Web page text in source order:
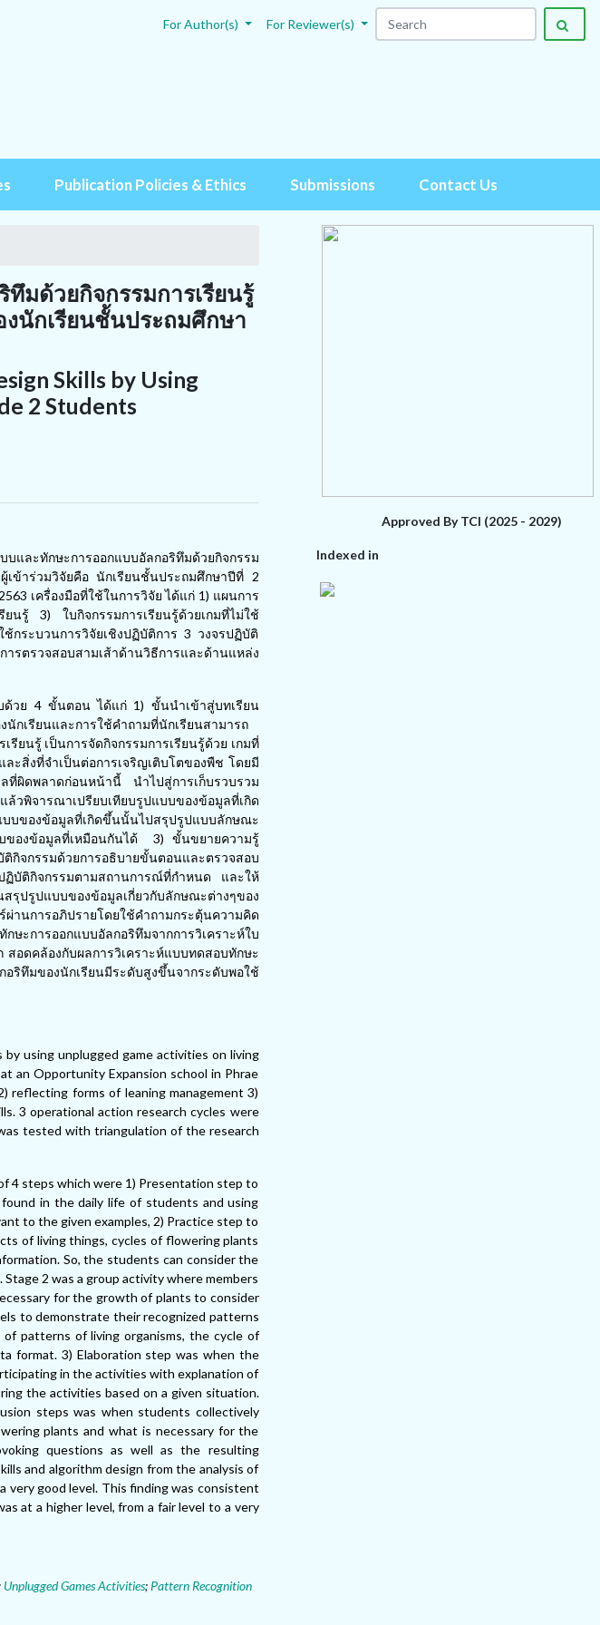
For Author(s) For Reviewer(s)
Publication Policies & Ethics Submissions Contact Us
มด้วยกิจกรรมการเรียนรู้
งนักเรียนชั้นประถมศึกษา
Skills by Using
2 Students
และทักษะการออกแบบอัลกอริทึมด้วยกิจกรรม
เข้าร่วมวิจัยคือ นักเรียนชั้นประถมศึกษาปีที่ 2
เครื่องมือที่ใช้ในการวิจัย ได้แก่ 1) แผนการ
นรู้ 3) ใบกิจกรรมการเรียนรู้ด้วยเกมที่ไม่ใช้
กระบวนการวิจัยเชิงปฏิบัติการ 3 วงจรปฏิบัติ
รตรวจสอบสามเส้าด้านวิธีการและด้านแหล่ง
บด้วย 4 ขั้นตอน ได้แก่ 1) ขั้นนำเข้าสู่บทเรียน
กเรียนและการใช้คำถามที่นักเรียนสามารถ
ยนรู้ เป็นการจัดกิจกรรมการเรียนรู้ด้วย เกมที่
ะสิ่งที่จำเป็นต่อการเจริญเติบโตของพืช โดยมี
ที่ผิดพลาดก่อนหน้านี้ นำไปสู่การเก็บรวบรวม
วพิจารณาเปรียบเทียบรูปแบบของข้อมูลที่เกิด
บของข้อมูลที่เกิดขึ้นนั้นไปสรุปรูปแบบลักษณะ
ของข้อมูลที่เหมือนกันได้ 3) ขั้นขยายความรู้
กิจกรรมด้วยการอธิบายขั้นตอนและตรวจสอบ
ฏิบัติกิจกรรมตามสถานการณ์ที่กำหนด และให้
รุปรูปแบบของข้อมูลเกี่ยวกับลักษณะต่างๆของ
ผ่านการอภิปรายโดยใช้คำถามกระตุ้นความคิด
ะการออกแบบอัลกอริทึมจากการวิเคราะห์ใบ
สอดคล้องกับผลการวิเคราะห์แบบทดสอบทักษะ
ริทึมของนักเรียนมีระดับสูงขึ้นจากระดับพอใช้
using unplugged game activities on living
an Opportunity Expansion school in Phrae
reflecting forms of leaning management 3)
3 operational action research cycles were
tested with triangulation of the research
4 steps which were 1) Presentation step to
in the daily life of students and using
to the given examples, 2) Practice step to
of living things, cycles of flowering plants
So, the students can consider the
2 was a group activity where members
for the growth of plants to consider
to demonstrate their recognized patterns
patterns of living organisms, the cycle of
format. 3) Elaboration step was when the
in the activities with explanation of
the activities based on a given situation.
steps was when students collectively
plants and what is necessary for the
questions as well as the resulting
and algorithm design from the analysis of
very good level. This finding was consistent
at a higher level, from a fair level to a very
Unplugged Games Activities; Pattern Recognition
Approved By TCI (2025 - 2029)
Indexed in